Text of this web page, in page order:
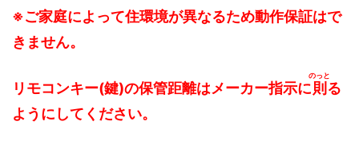
※ご家庭によって住環境が異なるため動作保証はで
きません。
リモコンキー(鍵)の保管距離はメーカー指示に則
のっと
る
ようにしてください。